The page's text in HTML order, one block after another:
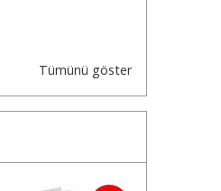
Tümünü göster